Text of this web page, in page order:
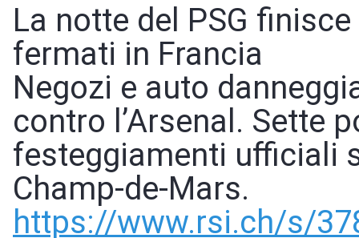
La notte del PSG
fermati in Francia
Negozi e auto
contro l’Arsenal. Sette
festeggiamenti ufficiali
Champ-de-Mars.
https://www.rsi.ch/s/